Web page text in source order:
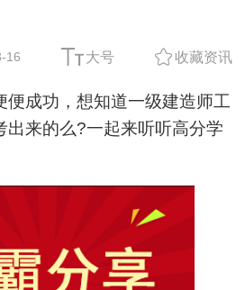
16 大号 收藏资讯
成功，想知道一级建造师工
出来的么?一起来听听高分学